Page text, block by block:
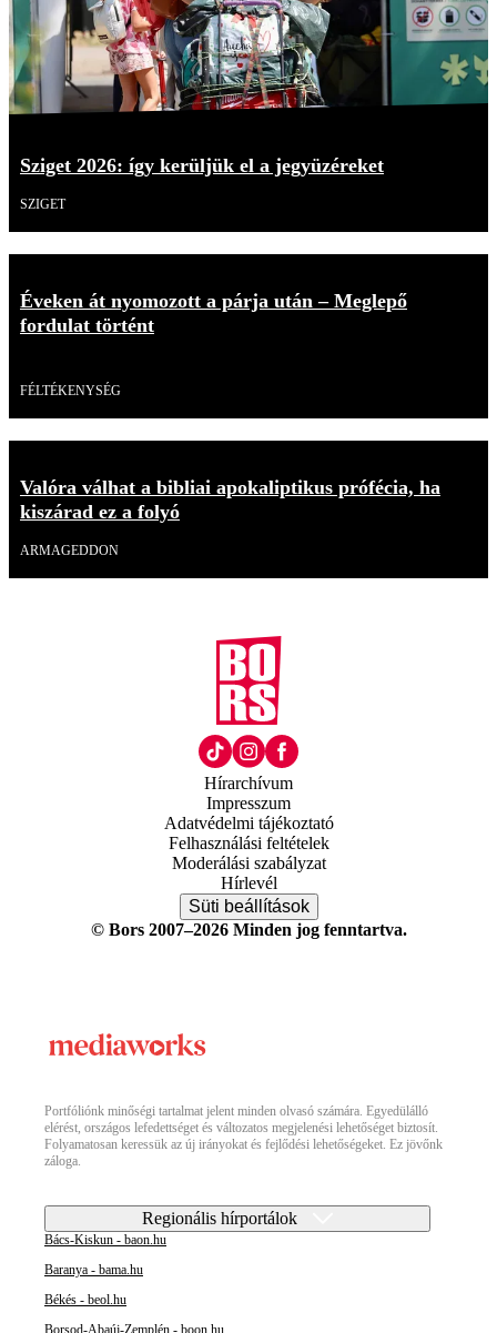
Sziget 2026: így kerüljük el a jegyüzéreket
SZIGET
Éveken át nyomozott a párja után – Meglepő
fordulat történt
FÉLTÉKENYSÉG
Valóra válhat a bibliai apokaliptikus prófécia, ha
kiszárad ez a folyó
ARMAGEDDON
Hírarchívum
Impresszum
Adatvédelmi tájékoztató
Felhasználási feltételek
Moderálási szabályzat
Hírlevél
Süti beállítások
© Bors 2007–2026 Minden jog fenntartva.
Portfóliónk minőségi tartalmat jelent minden olvasó számára. Egyedülálló
elérést, országos lefedettséget és változatos megjelenési lehetőséget biztosít.
Folyamatosan keressük az új irányokat és fejlődési lehetőségeket. Ez jövőnk
záloga.
Regionális hírportálok
Bács-Kiskun - baon.hu
Baranya - bama.hu
Békés - beol.hu
Borsod-Abaúj-Zemplén - boon.hu